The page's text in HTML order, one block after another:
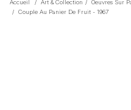
Accueil / Art & Collection / Oeuvres Sur
/
Couple Au Panier De Fruit - 1967